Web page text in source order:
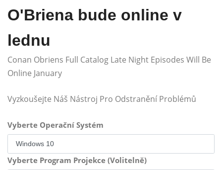
O'Briena bude online v
lednu
Conan Obriens Full Catalog Late Night Episodes Will Be
Online January
Vyzkoušejte Náš Nástroj Pro Odstranění Problémů
Vyberte Operační Systém
Vyberte Program Projekce (Volitelně)